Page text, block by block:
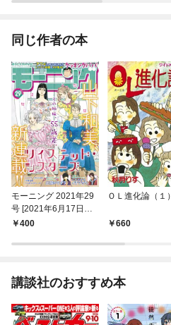
同じ作者の本
モーニング 2021年29
号 [2021年6月17日発
売]400
ＯＬ進化論（１）
660
講談社のおすすめ本